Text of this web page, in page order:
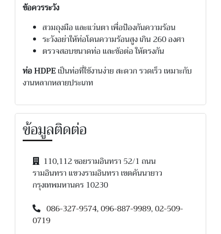
ข้อควรระวัง
สวมถุงมือ และแว่นตา เพื่อป้องกันความร้อน
ระวังอย่าให้ท่อโดนความร้อนสูง เกิน 260 องศา
ตรวจสอบขนาดท่อ และข้อต่อ ให้ตรงกัน
ท่อ HDPEเป็นท่อที่ใช้งานง่าย สะดวก รวดเร็ว เหมาะกับ
งานหลากหลายประเภท
ข้อมูลติดต่อ
110,112 ซอยรามอินทรา 52/1 ถนน
รามอินทรา แขวงรามอินทรา เขตคันนายาว
กรุงเทพมหานคร 10230
086-327-9574,096-887-9989,02-509-
0719